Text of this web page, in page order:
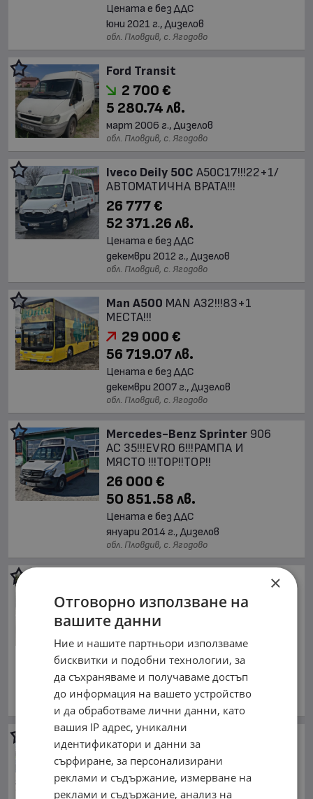
Цената е без ДДС
юни 2021 г., Дизелов
обл. Пловдив, с. Ягодово
Ford Transit
2 700 €
5 280.74 лв.
март 2006 г., Дизелов
обл. Пловдив, с. Ягодово
Iveco Deily 50C A50C17!!!22+1/
АВТОМАТИЧНА ВРАТА!!!
26 777 €
52 371.26 лв.
Цената е без ДДС
декември 2012 г., Дизелов
обл. Пловдив, с. Ягодово
Man A500 MAN A32!!!83+1
МЕСТА!!!
29 000 €
56 719.07 лв.
Цената е без ДДС
декември 2007 г., Дизелов
обл. Пловдив, с. Ягодово
Mercedes-Benz Sprinter 906
AC 35!!!EVRO 6!!!РАМПА И
МЯСТО !!!TOP!!TOP!!
26 000 €
50 851.58 лв.
Цената е без ДДС
януари 2014 г., Дизелов
обл. Пловдив, с. Ягодово
УНИКАТ!FULL!!100% РЕАЛНИ
КМ!!
57 777 €
113 001.99 лв.
Цената е без ДДС
май 2014 г., Дизелов
обл. Пловдив, с. Ягодово
Mercedes-Benz Sprinter 516
УНИКАТ!!!4X4!!!ПЕЧКА!!!
30 500 €
59 652.82 лв.
×
Отговорно използване на
вашите данни
Ние и нашите партньори използваме
бисквитки и подобни технологии, за
да съхраняваме и получаваме достъп
до информация на вашето устройство
и да обработваме лични данни, като
вашия IP адрес, уникални
идентификатори и данни за
сърфиране, за персонализирани
реклами и съдържание, измерване на
реклами и съдържание, анализ на